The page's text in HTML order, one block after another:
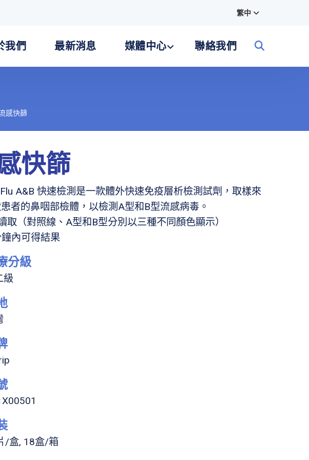
繁中
我們 最新消息 媒體中心 聯絡我們
感快篩
快篩
A&B 快速檢測是一款體外快速免疫層析檢測試劑，取樣來
者的鼻咽部檢體，以檢測A型和B型流感病毒。
取（對照線、A型和B型分別以三種不同顏色顯示）
內可得結果
分級
級
/盒, 18盒/箱